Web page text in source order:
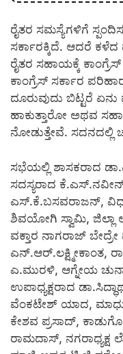
ರೈತರ ಸಮಸ್ಯೆಗಳಿಗೆ
ಸರ್ಕಾರಕ್ಕಿದೆ. ಆದರೆ
ರೈತರ ಸಹಾಯಕ್ಕೆ
ಕಾಂಗ್ರೆಸ್ ಸರ್ಕಾರ ಪರಿಹಾರ
ದೂರುವುದು ಬಿಟ್ಟರೆ ಏನು
ಹಾಕುತ್ತಾರೋ ಅಥವ
ನೋಡುತ್ತೇವೆ. ಸದನದಲ್ಲಿ
ಸಭೆಯಲ್ಲಿ ಶಾಸಕರಾದ
ಸದಸ್ಯರಾದ
ಎಸ್.ಕೆ.ಬಸವರಾಜನ್,
ಶಿವಯೋಗಿ ಸ್ವಾಮಿ, ಜಿಲ್ಲಾ
ವಕ್ತಾರ ನಾಗರಾಜ್
ಎನ್.ಆರ್.ಲಕ್ಷ್ಮೀಕಾಂತ,
ಎ.ಮುರಳಿ, ಆಗ್ನೇಯ
ಉಪಾಧ್ಯಕ್ಷರಾದ
ವೆಂಕಟೇಶ್ ಯಾದ,
ಕೇಶವ ಪ್ರಸಾದ್,
ರಾಮದಾಸ್, ನಗರಾಧ್ಯಕ್ಷ